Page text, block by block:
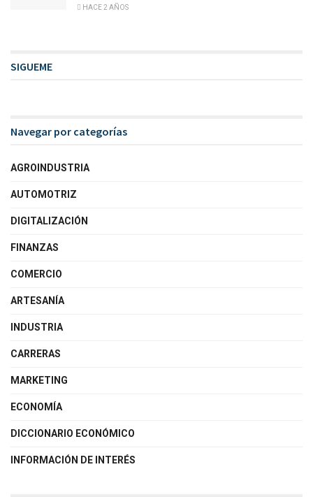
HACE 2 AÑOS
SIGUEME
Navegar por categorías
AGROINDUSTRIA
AUTOMOTRIZ
DIGITALIZACIÓN
FINANZAS
COMERCIO
ARTESANÍA
INDUSTRIA
CARRERAS
MARKETING
ECONOMÍA
DICCIONARIO ECONÓMICO
INFORMACIÓN DE INTERÉS